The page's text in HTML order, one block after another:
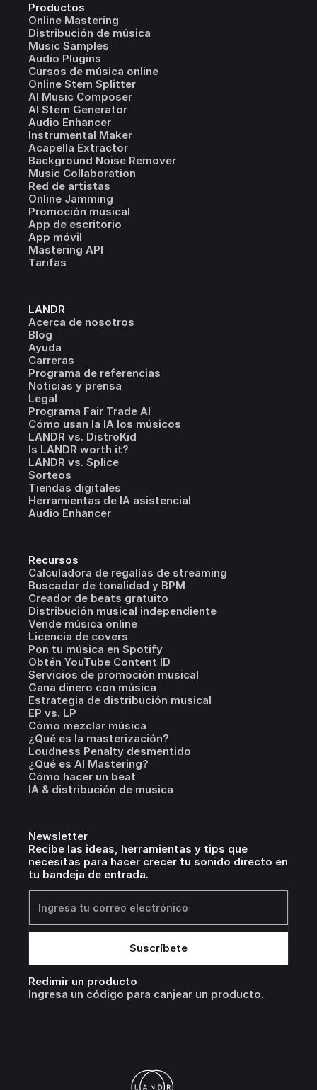
Productos
Online Mastering
Distribución de música
Music Samples
Audio Plugins
Cursos de música online
Online Stem Splitter
AI Music Composer
AI Stem Generator
Audio Enhancer
Instrumental Maker
Acapella Extractor
Background Noise Remover
Music Collaboration
Red de artistas
Online Jamming
Promoción musical
App de escritorio
App móvil
Mastering API
Tarifas
LANDR
Acerca de nosotros
Blog
Ayuda
Carreras
Programa de referencias
Noticias y prensa
Legal
Programa Fair Trade AI
Cómo usan la IA los músicos
LANDR vs. DistroKid
Is LANDR worth it?
LANDR vs. Splice
Sorteos
Tiendas digitales
Herramientas de IA asistencial
Audio Enhancer
Recursos
Calculadora de regalías de streaming
Buscador de tonalidad y BPM
Creador de beats gratuito
Distribución musical independiente
Vende música online
Licencia de covers
Pon tu música en Spotify
Obtén YouTube Content ID
Servicios de promoción musical
Gana dinero con música
Estrategia de distribución musical
EP vs. LP
Cómo mezclar música
¿Qué es la masterización?
Loudness Penalty desmentido
¿Qué es AI Mastering?
Cómo hacer un beat
IA & distribución de musica
Newsletter
Recibe las ideas, herramientas y tips que
necesitas para hacer crecer tu sonido directo en
tu bandeja de entrada.
Redimir un producto
Ingresa un código para canjear un producto.